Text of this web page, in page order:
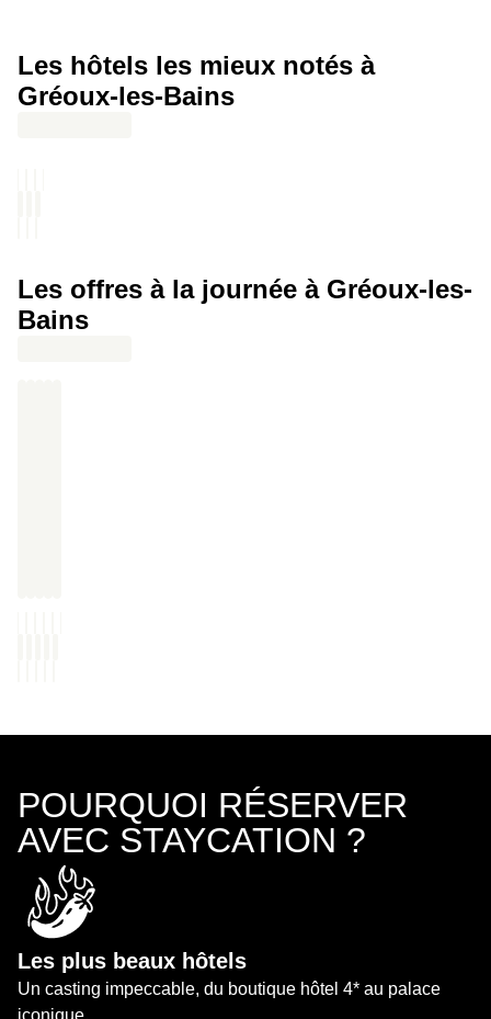
Les hôtels les mieux notés à
Gréoux-les-Bains
Les offres à la journée à Gréoux-les-
Bains
POURQUOI RÉSERVER
AVEC STAYCATION ?
Les plus beaux hôtels
Un casting impeccable, du boutique hôtel 4* au palace
iconique.